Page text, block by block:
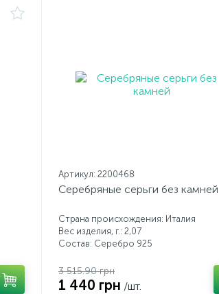
Артикул: 2200468
Серебряные серьги без камней
Страна происхождения: Италия
Вес изделия, г.: 2,07
Состав: Серебро 925
3 515.90 грн
1 440 грн /шт.